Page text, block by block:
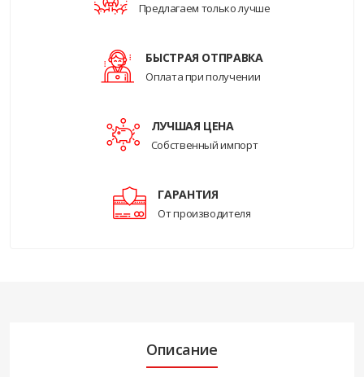
Предлагаем только лучше
БЫСТРАЯ ОТПРАВКА
Оплата при получении
ЛУЧШАЯ ЦЕНА
Собственный импорт
ГАРАНТИЯ
От производителя
Описание